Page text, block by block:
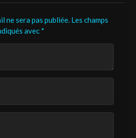
ne sera pas publiée. Les champs
avec *